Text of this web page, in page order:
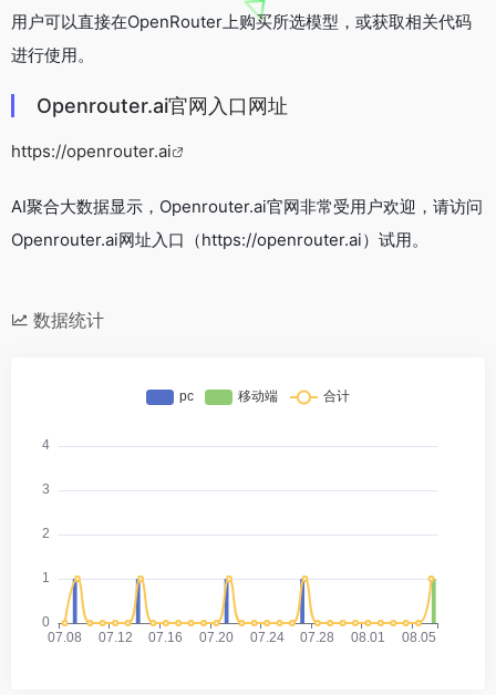
用户可以直接在OpenRouter上购买所选模型，或获取相关代码
进行使用。
Openrouter.ai官网入口网址
https://openrouter.ai
AI聚合大数据显示，Openrouter.ai官网非常受用户欢迎，请访问
Openrouter.ai网址入口（https://openrouter.ai）试用。
数据统计